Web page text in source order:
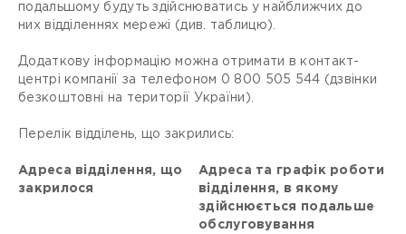
подальшому будуть здійснюватись у найближчих до
них відділеннях мережі (див. таблицю).
Додаткову інформацію можна отримати в контакт-
центрі компанії за телефоном 0 800 505 544 (дзвінки
безкоштовні на території України).
Перелік відділень, що закрились:
Адреса відділення, що
закрилося
Адреса та графік роботи
відділення, в якому
здійснюється подальше
обслуговування